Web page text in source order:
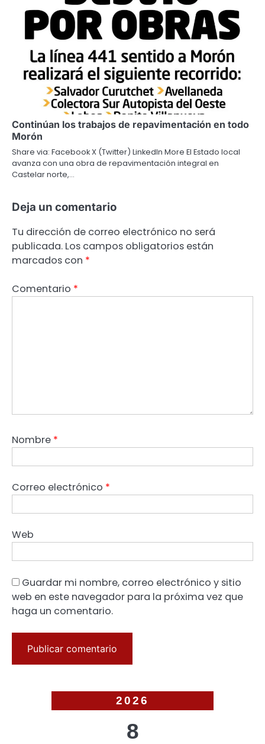
Continúan los trabajos de repavimentación en todo
Morón
Share via: Facebook X (Twitter) LinkedIn More El Estado local
avanza con una obra de repavimentación integral en
Castelar norte,…
Deja un comentario
Tu dirección de correo electrónico no será
publicada. Los campos obligatorios están
marcados con *
Comentario *
Nombre *
Correo electrónico *
Web
Guardar mi nombre, correo electrónico y sitio
web en este navegador para la próxima vez que
haga un comentario.
2026
8